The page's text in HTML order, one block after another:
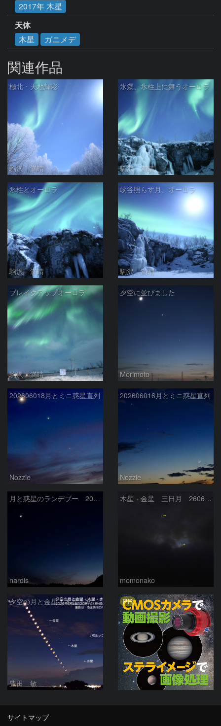
2017年 木星
天体
木星
ガニメデ
関連作品
極北・天地輝彩
駒沢 満晴
氷瀑、氷柱上に舞うオーロラ
駒沢 満晴
氷柱とオーロラ
駒沢 満晴
峡谷照らす月、オーロラ
駒沢 満晴
ブレイクアップオーロラ
駒沢 満晴
夕空に並びました
Morimoto
202606018月とミニ惑星直列
Nozzie
202606016月とミニ惑星直列
Nozzie
月と惑星のランデブー 2026/06/19
nardis
木星 金星 三日月 260618
momonako
夕空の月と金星・木星・水星の接近 2026/6/18
豊田 敏
PR
サイトマップ